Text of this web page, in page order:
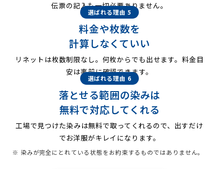
伝票の記入も一切必要ありません。
選ばれる理由 5
料金や枚数を
計算しなくていい
リネットは枚数制限なし。何枚からでも出せます。料金目
安は事前に確認できます。
選ばれる理由 6
落とせる範囲の染みは
無料で対応してくれる
工場で見つけた染みは無料で取ってくれるので、出すだけ
でお洋服がキレイになります。
※ 染みが完全にとれている状態をお約束するものではありません。